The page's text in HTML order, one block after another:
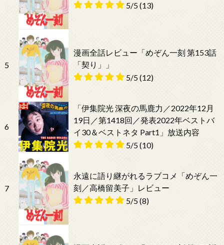
5/5(13)
5
漫画全話レビュー「めぞん一刻 第153話
「契り」」
5/5(12)
6
「伊集院光 深夜の馬鹿力／2022年12月
19日／第1418回／発表2022年ベストバ
イ30＆ベストネタ Part1」放送内容
5/5(10)
7
永遠に語り継がれるラブコメ「めぞん一
刻／高橋留美子」レビュー
5/5(8)